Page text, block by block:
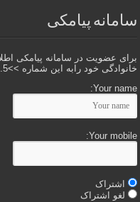
سامانه پیامکی
برای عضویت در سامانه پیامکی
خانوادگی خود رابه این شماره >>5......87<<ارسال کنید
Your name:
Your mobile:
اشتراک
لغو اشتراک